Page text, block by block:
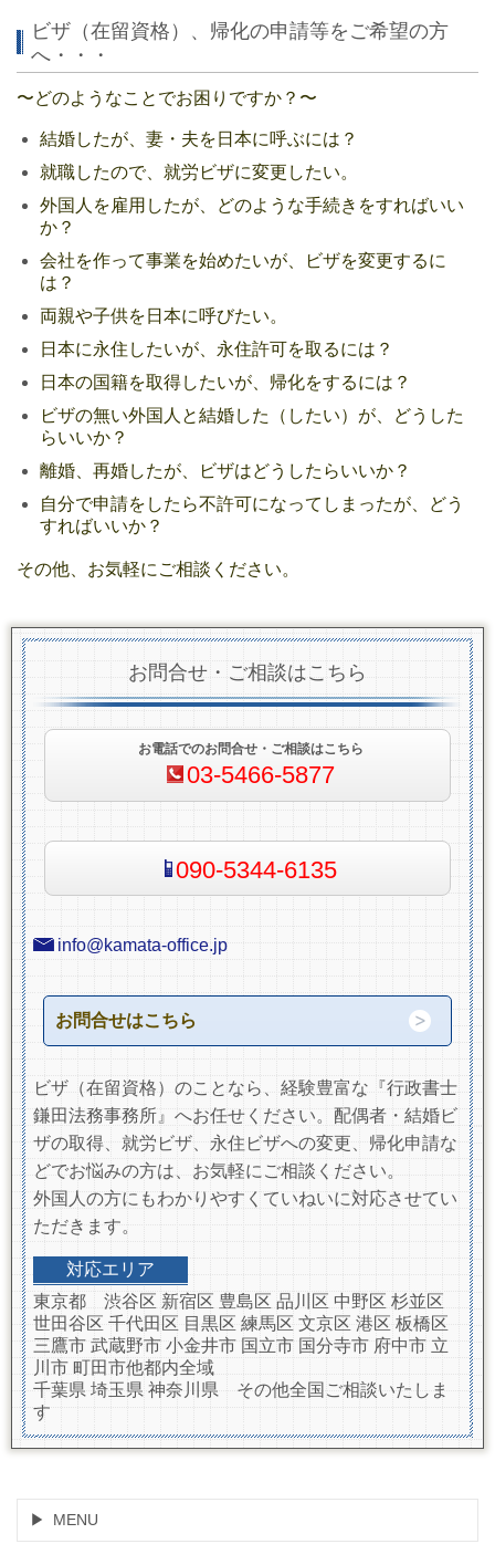
ビザ（在留資格）、帰化の申請等をご希望の方
へ・・・
〜どのようなことでお困りですか？〜
結婚したが、妻・夫を日本に呼ぶには？
就職したので、就労ビザに変更したい。
外国人を雇用したが、どのような手続きをすればいい
か？
会社を作って事業を始めたいが、ビザを変更するに
は？
両親や子供を日本に呼びたい。
日本に永住したいが、永住許可を取るには？
日本の国籍を取得したいが、帰化をするには？
ビザの無い外国人と結婚した（したい）が、どうした
らいいか？
離婚、再婚したが、ビザはどうしたらいいか？
自分で申請をしたら不許可になってしまったが、どう
すればいいか？
その他、お気軽にご相談ください。
お問合せ・ご相談はこちら
お電話でのお問合せ・ご相談はこちら
03-5466-5877
090-5344-6135
info@kamata-office.jp
お問合せはこちら
ビザ（在留資格）のことなら、経験豊富な『行政書士
鎌田法務事務所』へお任せください。配偶者・結婚ビ
ザの取得、就労ビザ、永住ビザへの変更、帰化申請な
どでお悩みの方は、お気軽にご相談ください。
外国人の方にもわかりやすくていねいに対応させてい
ただきます。
対応エリア
東京都 渋谷区 新宿区 豊島区 品川区 中野区 杉並区
世田谷区 千代田区 目黒区 練馬区 文京区 港区 板橋区
三鷹市 武蔵野市 小金井市 国立市 国分寺市 府中市 立
川市 町田市他都内全域
千葉県 埼玉県 神奈川県 その他全国ご相談いたしま
す
MENU